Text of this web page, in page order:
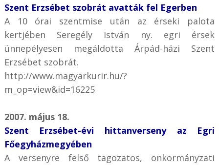
Szent Erzsébet szobrát avatták fel Egerben
A 10 órai szentmise után az érseki palota
kertjében Seregély István ny. egri érsek
ünnepélyesen megáldotta Árpád-házi Szent
Erzsébet szobrát.
http://www.magyarkurir.hu/?
m_op=view&id=16225
2007. május 18.
Szent Erzsébet-évi hittanverseny az Egri
Főegyházmegyében
A versenyre felső tagozatos, önkormányzati